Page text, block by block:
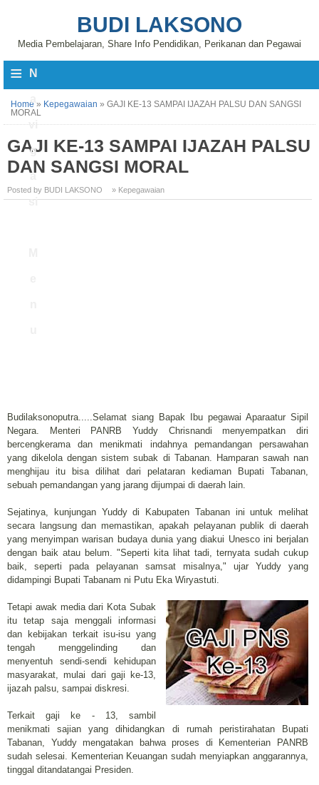
BUDI LAKSONO
Media Pembelajaran, Share Info Pendidikan, Perikanan dan Pegawai
≡ N
vi
g
a
si
Home » Kepegawaian » GAJI KE-13 SAMPAI IJAZAH PALSU DAN SANGSI
MORAL
GAJI KE-13 SAMPAI IJAZAH PALSU
DAN SANGSI MORAL
Posted by BUDI LAKSONO » Kepegawaian
Budilaksonoputra.....Selamat siang Bapak Ibu pegawai Aparaatur Sipil
Negara. Menteri PANRB Yuddy Chrisnandi menyempatkan diri
bercengkerama dan menikmati indahnya pemandangan persawahan
yang dikelola dengan sistem subak di Tabanan. Hamparan sawah nan
menghijau itu bisa dilihat dari pelataran kediaman Bupati Tabanan,
sebuah pemandangan yang jarang dijumpai di daerah lain.
Sejatinya, kunjungan Yuddy di Kabupaten Tabanan ini untuk melihat
secara langsung dan memastikan, apakah pelayanan publik di daerah
yang menyimpan warisan budaya dunia yang diakui Unesco ini berjalan
dengan baik atau belum. "Seperti kita lihat tadi, ternyata sudah cukup
baik, seperti pada pelayanan samsat misalnya," ujar Yuddy yang
didampingi Bupati Tabanam ni Putu Eka Wiryastuti.
Tetapi awak media dari Kota Subak
itu tetap saja menggali informasi
dan kebijakan terkait isu-isu yang
tengah menggelinding dan
menyentuh sendi-sendi kehidupan
masyarakat, mulai dari gaji ke-13,
ijazah palsu, sampai diskresi.
Terkait gaji ke - 13, sambil
menikmati sajian yang dihidangkan di rumah peristirahatan Bupati
Tabanan, Yuddy mengatakan bahwa proses di Kementerian PANRB
sudah selesai. Kementerian Keuangan sudah menyiapkan anggarannya,
tinggal ditandatangai Presiden.